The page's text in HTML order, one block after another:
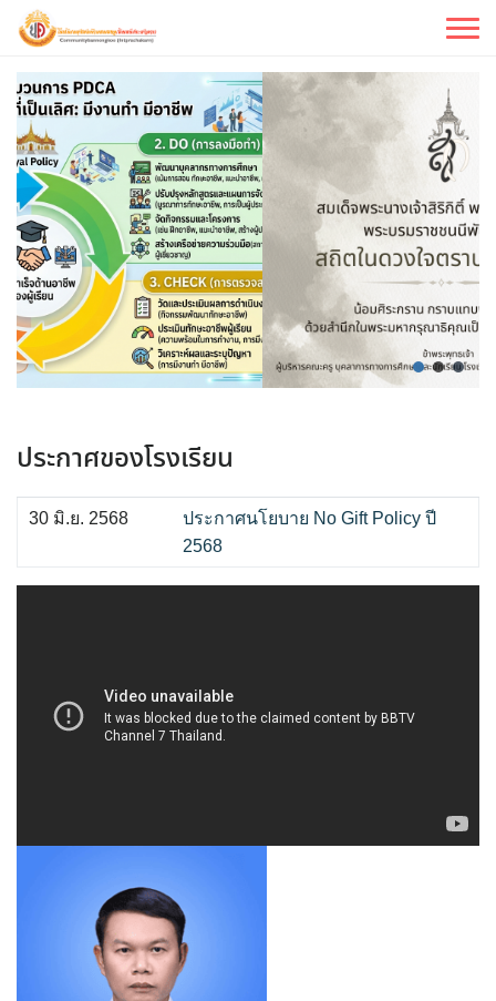
Skip
content
ประกาศของโรงเรียน
30 มิ.ย. 2568
ประกาศนโยบาย No Gift Policy ปี
2568